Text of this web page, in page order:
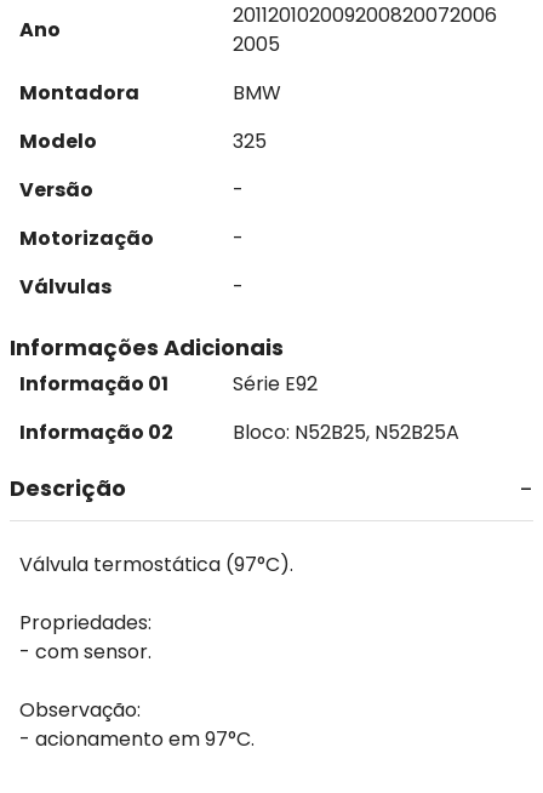
Ano
201120102009200820072006
2005
Montadora
BMW
Modelo
325
Versão
-
Motorização
-
Válvulas
-
Informações Adicionais
Informação 01
Série E92
Informação 02
Bloco: N52B25, N52B25A
Descrição
Válvula termostática (97°C).
Propriedades:
- com sensor.
Observação:
- acionamento em 97°C.